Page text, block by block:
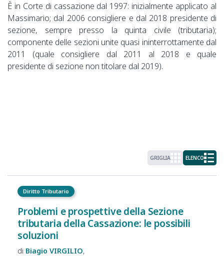
È in Corte di cassazione dal 1997: inizialmente applicato al
Massimario; dal 2006 consigliere e dal 2018 presidente di
sezione, sempre presso la quinta civile (tributaria);
componente delle sezioni unite quasi ininterrottamente dal
2011 (quale consigliere dal 2011 al 2018 e quale
presidente di sezione non titolare dal 2019).
GRIGLIA ELENCO
Diritto Tributario
Problemi e prospettive della Sezione
tributaria della Cassazione: le possibili
soluzioni
Biagio VIRGILIO